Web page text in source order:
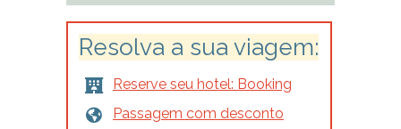
Resolva a sua viagem:
Reserve seu hotel: Booking
Passagem com desconto